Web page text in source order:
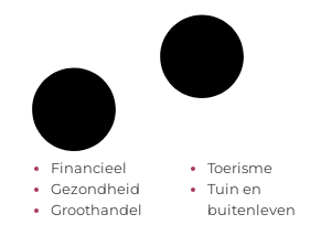
Financieel
Gezondheid
Groothandel
Toerisme
Tuin en
buitenleven